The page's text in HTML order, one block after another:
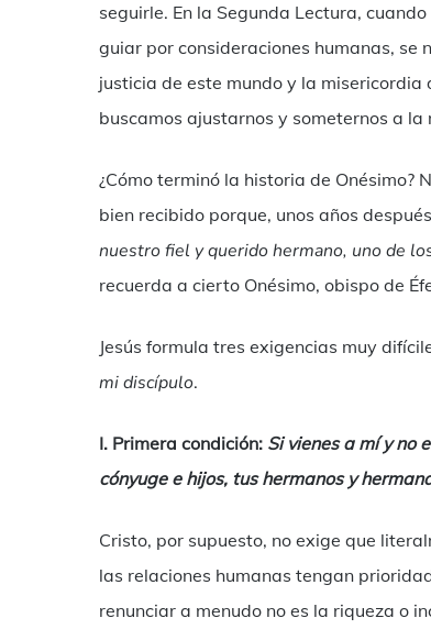
seguirle. En la Segunda Lectura,
guiar por consideraciones humanas, se
justicia de este mundo y la misericordia
buscamos ajustarnos y someternos a
¿Cómo terminó la historia de Onésimo?
bien recibido porque, unos años
nuestro fiel y querido hermano, uno de
recuerda a cierto Onésimo, obispo de
Jesús formula tres exigencias muy
mi discípulo.
I. Primera condición: Si vienes a mí y no
cónyuge e hijos, tus hermanos y
Cristo, por supuesto, no exige que
las relaciones humanas tengan
renunciar a menudo no es la riqueza o